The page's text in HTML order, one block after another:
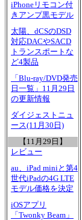
iPhoneリモコン付
きアンプ黒モデル
太陽、dCSのDSD
対応DACやSACD
トランスポートな
ど4製品
「Blu-ray/DVD発売
日一覧」11月29日
の更新情報
ダイジェストニュ
ース(11月30日)
【11月29日】
レビュー
au、iPad miniと第4
世代iPadの4G LTE
モデル価格を決定
iOSアプリ
「Twonky Beam」